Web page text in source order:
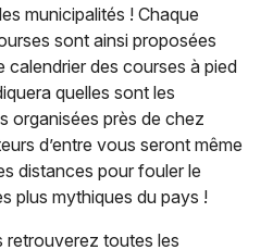
municipalités ! Chaque
sont ainsi proposées
calendrier des courses à pied
quelles sont les
organisées près de chez
d’entre vous seront même
distances pour fouler le
plus mythiques du pays !
retrouverez toutes les